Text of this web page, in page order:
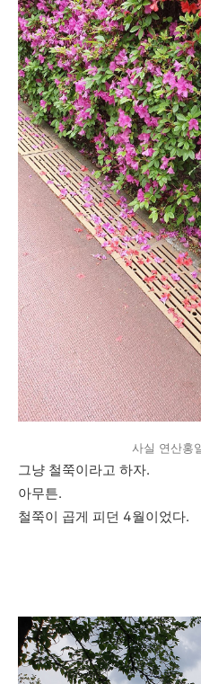
사실 연산홍
그냥 철쭉이라고 하자.
아무튼.
철쭉이 곱게 피던 4월이었다.